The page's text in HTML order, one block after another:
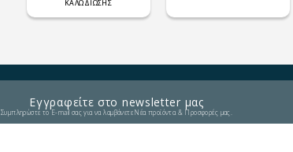
ΚΑΛΩΔΙΩΣΗΣ
Εγγραφείτε στο newsletter μας
Συμπληρώστε το E-mail σας για να λαμβάνετε Νέα προϊόντα & Προσφορές μας.